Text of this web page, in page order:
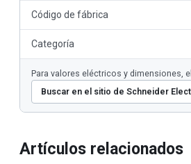
Código de fábrica
Categoría
Para valores eléctricos y dimensiones,
Buscar en el sitio de Schneider
Artículos relacionados